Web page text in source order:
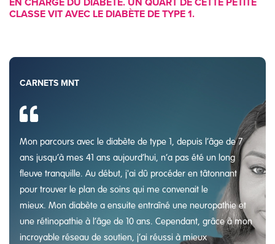
EN CHARGE DU DIABÈTE. UN QUART DE CETTE PETITE
CLASSE VIT AVEC LE DIABÈTE DE TYPE 1.
CARNETS MNT
Mon parcours avec le diabète de type 1, depuis l’âge de 7
ans jusqu’à mes 41 ans aujourd’hui, n’a pas été un long
fleuve tranquille. Au début, j'ai dû procéder en tâtonnant
pour trouver le plan de soins qui me convenait le
mieux. Mon diabète a ensuite entraîné une neuropathie et
une rétinopathie à l’âge de 10 ans. Cependant, grâce à mon
incroyable réseau de soutien, j’ai réussi à mieux